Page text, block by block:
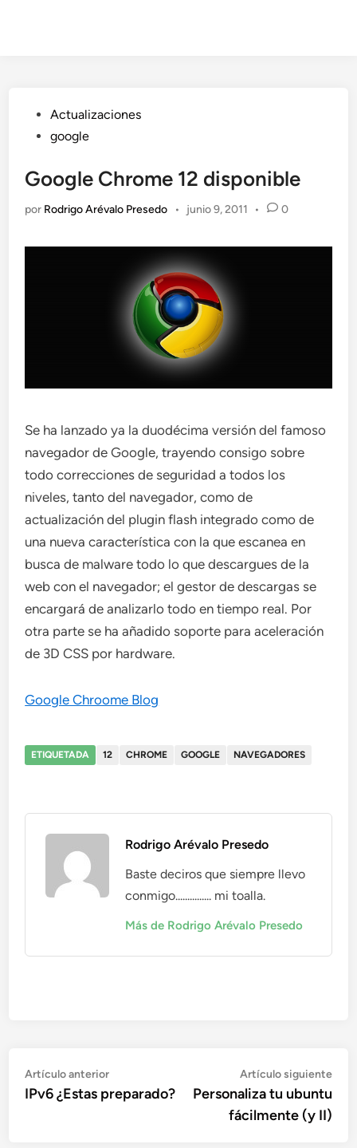
Publicado
en
Actualizaciones
google
Google Chrome 12 disponible
por Rodrigo Arévalo Presedo • junio 9, 2011 • 0
Se ha lanzado ya la duodécima versión del famoso
navegador de Google, trayendo consigo sobre
todo correcciones de seguridad a todos los
niveles, tanto del navegador, como de
actualización del plugin flash integrado como de
una nueva característica con la que escanea en
busca de malware todo lo que descargues de la
web con el navegador; el gestor de descargas se
encargará de analizarlo todo en tiempo real. Por
otra parte se ha añadido soporte para aceleración
de 3D CSS por hardware.
Google Chroome Blog
ETIQUETADA 12 CHROME GOOGLE NAVEGADORES
Rodrigo Arévalo Presedo
Baste deciros que siempre llevo
conmigo............... mi toalla.
Más de Rodrigo Arévalo Presedo
Navegación
de
Artículo anteriorArtículo
anterior:
IPv6 ¿Estas preparado?
Artículo siguiente
Personaliza tu ubuntu
fácilmente (y II)